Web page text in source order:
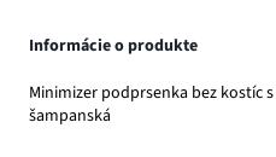
Informácie o produkte
Minimizer podprsenka bez kostíc
šampanská